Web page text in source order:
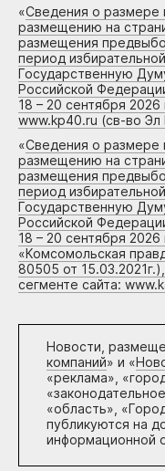
«Сведения о размере
размещению на
размещения
период
Государственную
Российской
18 – 20 сентября
www.kp40.ru (св-во
«Сведения о размере
размещению на
размещения
период
Государственную
Российской
18 – 20 сентября
«Комсомольская
80505 от
сегменте сайта:
Новости,
компаний» и «
«реклама»,
«область»,
публикуются на
информационной